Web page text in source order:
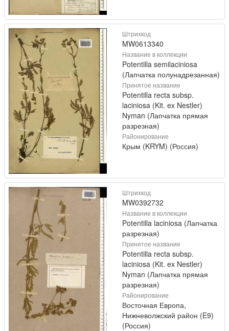
Штрихкод
MW0613340
Название в коллекции
Potentilla semilaciniosa
(Лапчатка полунадрезанная)
Принятое название
Potentilla recta subsp.
laciniosa (Kit. ex Nestler)
Nyman (Лапчатка прямая
разрезная)
Районирование
Крым (KRYM) (Россия)
Штрихкод
MW0392732
Название в коллекции
Potentilla laciniosa (Лапчатка
разрезная)
Принятое название
Potentilla recta subsp.
laciniosa (Kit. ex Nestler)
Nyman (Лапчатка прямая
разрезная)
Районирование
Восточная Европа,
Нижневолжский район (E9)
(Россия)